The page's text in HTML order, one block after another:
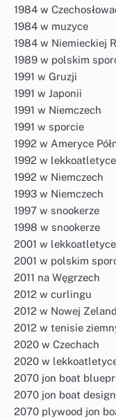
1984 w
1984 w muzyce
1984 w Niemieckiej
1989 w polskim
1991 w Gruzji
1991 w Japonii
1991 w Niemczech
1991 w sporcie
1992 w Ameryce
1992 w lekkoatletyce
1992 w Niemczech
1993 w Niemczech
1997 w snookerze
1998 w snookerze
2001 w lekkoatletyce
2001 w polskim
2011 na Węgrzech
2012 w curlingu
2012 w Nowej
2012 w tenisie
2020 w Czechach
2020 w
2070 jon boat
2070 jon boat design
2070 plywood jon